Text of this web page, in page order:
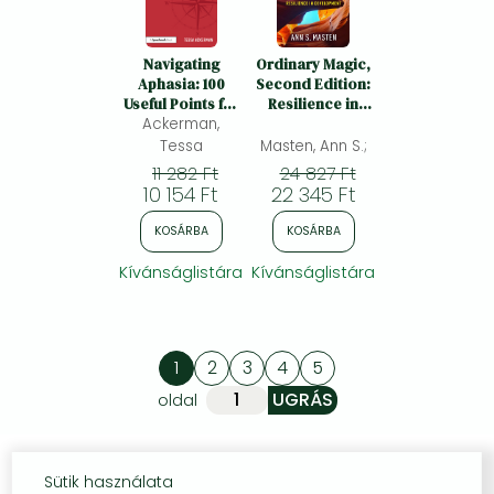
Navigating
Aphasia: 100
Useful Points for
Speech and
Language
Therapists
Ackerman,
Tessa
11 282 Ft
10 154 Ft
KOSÁRBA
Kívánságlistára
Ordinary Magic,
Second Edition:
Resilience in
Masten, Ann S.;
24 827 Ft
22 345 Ft
KOSÁRBA
Kívánságlistára
1 2 3 4 5
oldal
Sütik használata